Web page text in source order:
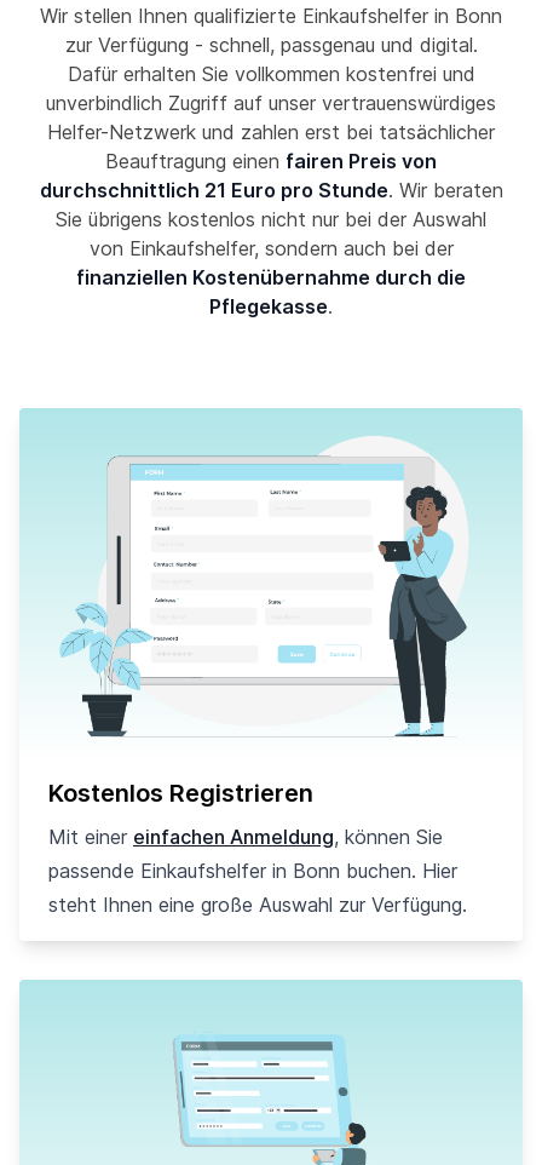
Wir stellen Ihnen qualifizierte Einkaufshelfer in Bonn
zur Verfügung - schnell, passgenau und digital.
Dafür erhalten Sie vollkommen kostenfrei und
unverbindlich Zugriff auf unser vertrauenswürdiges
Helfer-Netzwerk und zahlen erst bei tatsächlicher
Beauftragung einen fairen Preis von
durchschnittlich 21 Euro pro Stunde. Wir beraten
Sie übrigens kostenlos nicht nur bei der Auswahl
von Einkaufshelfer, sondern auch bei der
finanziellen Kostenübernahme durch die
Pflegekasse.
Kostenlos Registrieren
Mit einer einfachen Anmeldung, können Sie
passende Einkaufshelfer in Bonn buchen. Hier
steht Ihnen eine große Auswahl zur Verfügung.